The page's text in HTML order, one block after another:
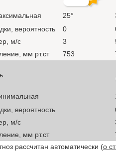
25°
вероятность
0
м/с
3
мм рт.ст
753
вероятность
м/с
мм рт.ст
рассчитан автоматически (о